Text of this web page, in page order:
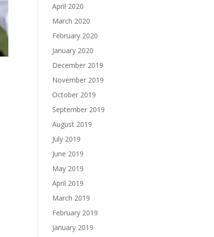
April 2020
March 2020
February 2020
January 2020
December 2019
November 2019
October 2019
September 2019
August 2019
July 2019
June 2019
May 2019
April 2019
March 2019
February 2019
January 2019